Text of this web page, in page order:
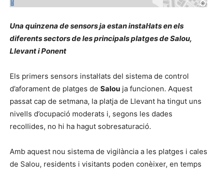
Una quinzena de sensors ja estan instal·lats en els
diferents sectors de les principals platges de Salou,
Llevant i Ponent
Els primers sensors instal·lats del sistema de control
d’aforament de platges de Salou ja funcionen. Aquest
passat cap de setmana, la platja de Llevant ha tingut uns
nivells d’ocupació moderats i, segons les dades
recollides, no hi ha hagut sobresaturació.
Amb aquest nou sistema de vigilància a les platges i cales
de Salou, residents i visitants poden conèixer, en temps